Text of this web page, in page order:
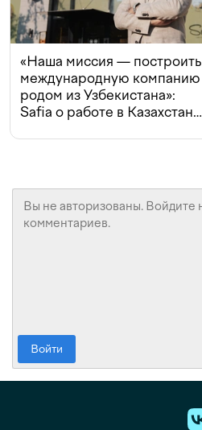
«Наша миссия — построить
международную компанию
родом из Узбекистана»:
Safia о работе в Казахстане,
Войти